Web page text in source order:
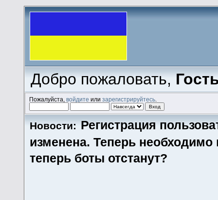
Добро пожаловать,
Пожалуйста,войдите илизарегистрируйтесь
Новости: Регистрация
изменена. Теперь необходимо
теперь боты отстанут?